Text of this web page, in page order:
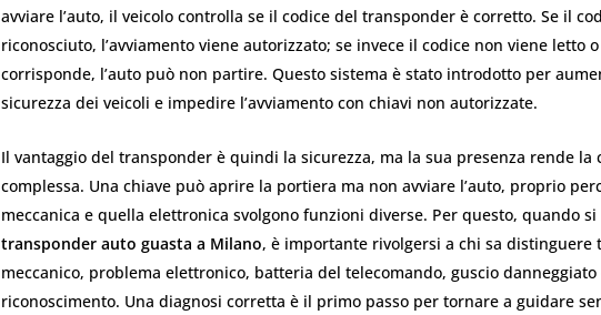
avviare l’auto, il veicolo controlla se il codice del transponder è corretto. Se il
riconosciuto, l’avviamento viene autorizzato; se invece il codice non viene letto
corrisponde, l’auto può non partire. Questo sistema è stato introdotto per
sicurezza dei veicoli e impedire l’avviamento con chiavi non autorizzate.
Il vantaggio del transponder è quindi la sicurezza, ma la sua presenza rende la
complessa. Una chiave può aprire la portiera ma non avviare l’auto, proprio
meccanica e quella elettronica svolgono funzioni diverse. Per questo, quando
transponder auto guasta a Milano, è importante rivolgersi a chi sa distinguere
meccanico, problema elettronico, batteria del telecomando, guscio
riconoscimento. Una diagnosi corretta è il primo passo per tornare a guidare